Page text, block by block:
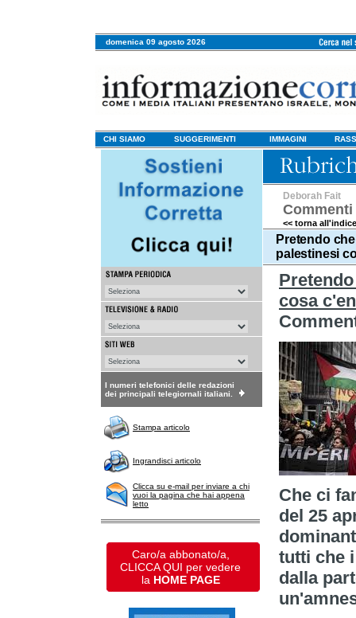
domenica 09 agosto 2026
CHI SIAMO SUGGERIMENTI IMMAGINI
I numeri telefonici delle redazioni
dei principali telegiornali italiani.
Stampa articolo
Ingrandisci articolo
Clicca su e-mail per inviare a chi
vuoi la pagina che hai appena
letto
Caro/a abbonato/a,
CLICCA QUI per vedere
la HOME PAGE
Deborah Fait
<< torna
Pretendo
palestinesi
cosa
Che ci
del 25
tutti che
dalla